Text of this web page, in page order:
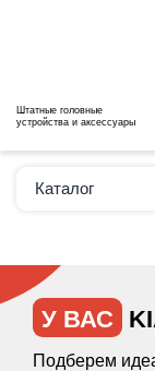
Штатные головные
устройства и аксессуары
Каталог
У ВАС
Подберем